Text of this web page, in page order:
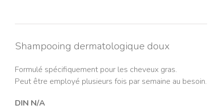
Shampooing dermatologique doux
Formulé spécifiquement pour les cheveux gras.
Peut être employé plusieurs fois par semaine au besoin.
DIN N/A